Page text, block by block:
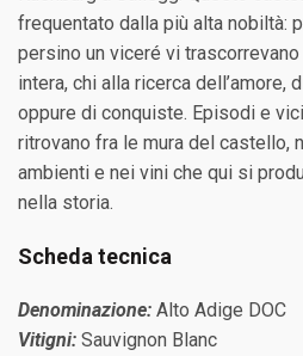
frequentato dalla più alta nobiltà:
persino un viceré vi
intera, chi alla ricerca dell’amore,
oppure di conquiste. Episodi e
ritrovano fra le mura del castello,
ambienti e nei vini che qui si
nella storia.
Scheda tecnica
Denominazione: Alto Adige DOC
Vitigni: Sauvignon Blanc